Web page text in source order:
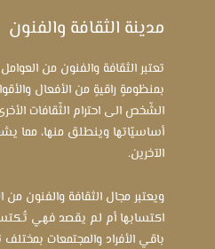
مدينة الثقافة والفنون
تعتبر الثقافة والفنون من
بمنظومةٍ راقيةٍ من الأفعال
الشّخص الى احترام الثّقافات
أساسيّاتها وينطلق منها، مما
الآخرين.
ويعتبر مجال الثقافة والفنون
اكتسابها أم لم يقصد فهي
باقي الأفراد والمجتمعات